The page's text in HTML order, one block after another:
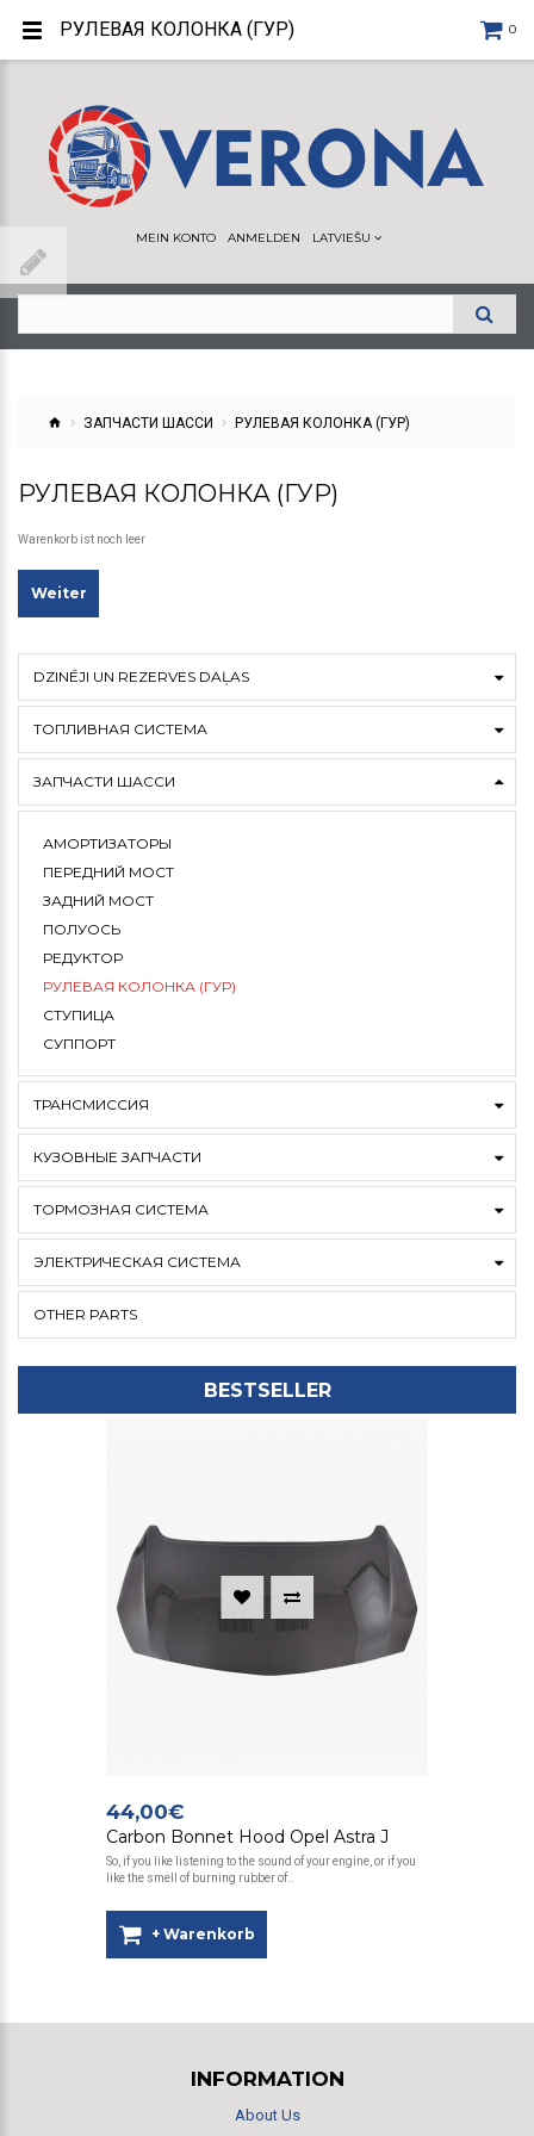
0
MEIN KONTO ANMELDEN LATVIEŠU
ЗАПЧАСТИ ШАССИ РУЛЕВАЯ КОЛОНКА (ГУР)
РУЛЕВАЯ КОЛОНКА (ГУР)
Warenkorb ist noch leer
Weiter
DZINĒJI UN REZERVES DAĻAS
ТОПЛИВНАЯ СИСТЕМА
ЗАПЧАСТИ ШАССИ
АМОРТИЗАТОРЫ
ПЕРЕДНИЙ МОСТ
ЗАДНИЙ МОСТ
ПОЛУОСЬ
РЕДУКТОР
РУЛЕВАЯ КОЛОНКА (ГУР)
СТУПИЦА
СУППОРТ
ТРАНСМИССИЯ
КУЗОВНЫЕ ЗАПЧАСТИ
ТОРМОЗНАЯ СИСТЕМА
ЭЛЕКТРИЧЕСКАЯ СИСТЕМА
OTHER PARTS
BESTSELLER
44,00€
Carbon Bonnet Hood Opel Astra J
So, if you like listening to the sound of your engine, or if you
like the smell of burning rubber of..
+ Warenkorb
INFORMATION
About Us
РУЛЕВАЯ КОЛОНКА (ГУР)